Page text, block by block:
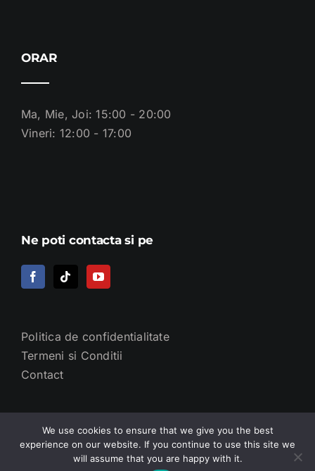
ORAR
Ma, Mie, Joi: 15:00 - 20:00
Vineri: 12:00 - 17:00
Ne poti contacta si pe
Politica de confidentialitate
Termeni si Conditii
Contact
© 2014 - URO TEAM - DR. GHEORGHE NIȚĂ
We use cookies to ensure that we give you the best
experience on our website. If you continue to use this site we
will assume that you are happy with it.